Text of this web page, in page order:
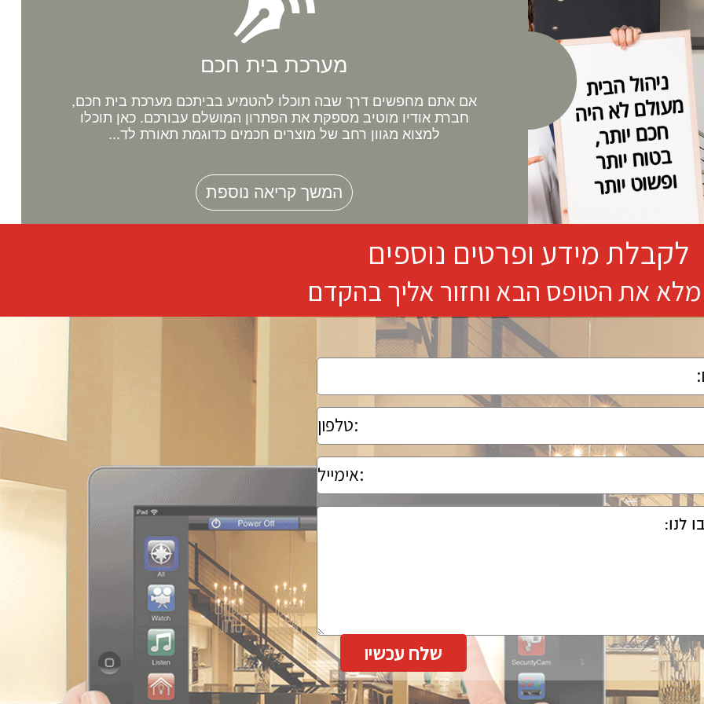
מערכת בית חכם
אם אתם מחפשים דרך שבה תוכלו להטמיע בביתכם מערכת בית חכם,
חברת אודיו מוטיב מספקת את הפתרון המושלם עבורכם. כאן תוכלו
למצוא מגוון רחב של מוצרים חכמים כדוגמת תאורת לד...
המשך קריאה נוספת
לקבלת מידע ופרטים נוספים
את הטופס הבא וחזור אליך בהקדם